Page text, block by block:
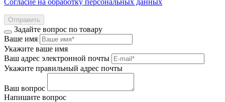
Отправить
Задайте вопрос по товару
Ваше имя
Укажите ваше имя
Ваш адрес электронной почты
Укажите правильный адрес почты
Ваш вопрос
Напишите вопрос